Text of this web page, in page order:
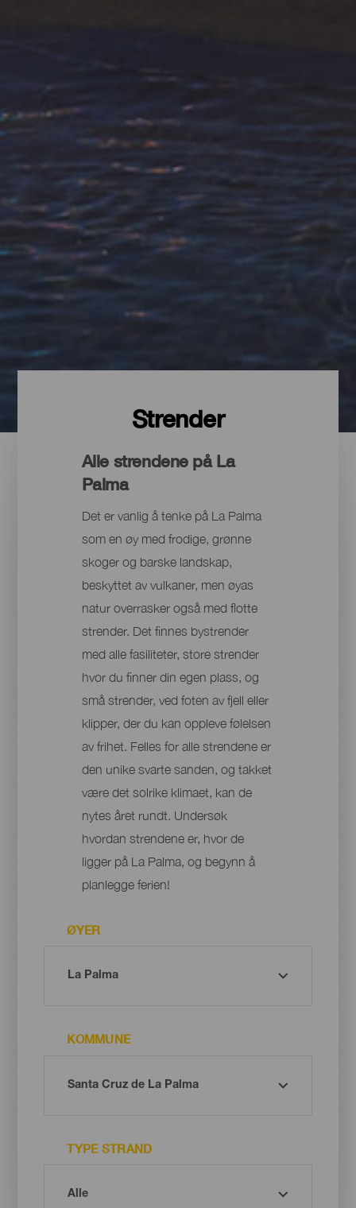
Strender
Alle strendene på La
Palma
Det er vanlig å tenke på La Palma
som en øy med frodige, grønne
skoger og barske landskap,
beskyttet av vulkaner, men øyas
natur overrasker også med flotte
strender. Det finnes bystrender
med alle fasiliteter, store strender
hvor du finner din egen plass, og
små strender, ved foten av fjell eller
klipper, der du kan oppleve følelsen
av frihet. Felles for alle strendene er
den unike svarte sanden, og takket
være det solrike klimaet, kan de
nytes året rundt. Undersøk
hvordan strendene er, hvor de
ligger på La Palma, og begynn å
planlegge ferien!
ØYER
KOMMUNE
TYPE STRAND